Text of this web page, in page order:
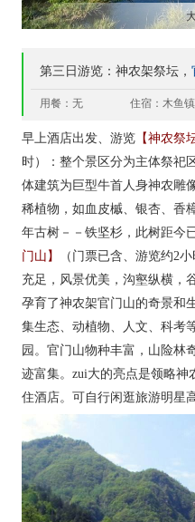
第三日游览：神农架祭坛，
用餐：无 住宿：木鱼镇
早上酒店出发、游览 【神农祭
时）：整个景区分为主体祭祀
体建筑为巨型牛首人身神农雕
稀植物，如血皮槭、银杏、香
年古树－－铁坚杉，此树距今
门山】
（门票已含、游览约2
充足，风景优美，沟壑纵横，
孕育了神农架官门山的奇景和
集生态、动植物、人文、科考
园。官门山物种丰富，山险林
迹富集。zui大的亮点是领略神
住酒店。可自行闲逛旅游明星